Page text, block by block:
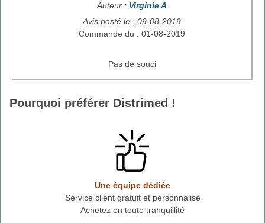
Auteur : Virginie A
Avis posté le : 09-08-2019
Commande du : 01-08-2019
Pas de souci
Pourquoi préférer Distrimed !
Une équipe dédiée
Service client gratuit et personnalisé
Achetez en toute tranquillité